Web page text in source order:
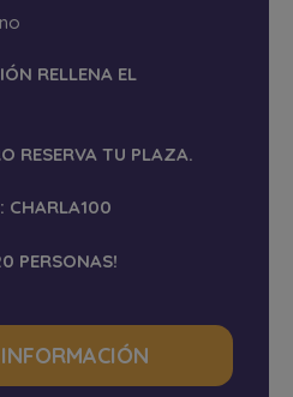
RELLENA EL
RESERVA TU PLAZA.
CHARLA100
PERSONAS!